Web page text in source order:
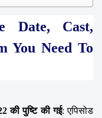
Date, Cast,
You Need To
की पुष्टि की गई: एपिसोड